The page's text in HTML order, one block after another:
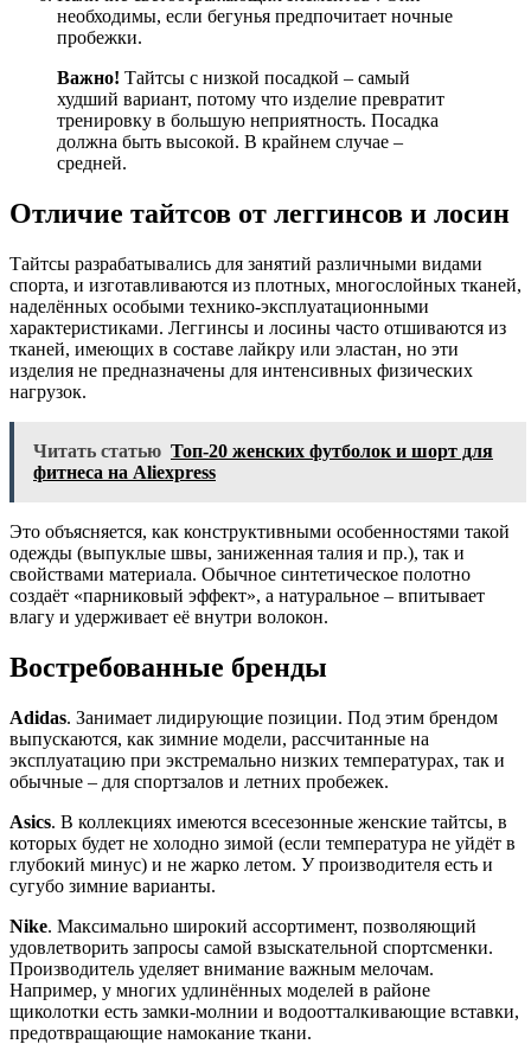
необходимы, если бегунья предпочитает ночные
пробежки.
Важно! Тайтсы с низкой посадкой – самый
худший вариант, потому что изделие превратит
тренировку в большую неприятность. Посадка
должна быть высокой. В крайнем случае –
средней.
Отличие тайтсов от леггинсов и лосин
Тайтсы разрабатывались для занятий различными видами
спорта, и изготавливаются из плотных, многослойных тканей,
наделённых особыми технико-эксплуатационными
характеристиками. Леггинсы и лосины часто отшиваются из
тканей, имеющих в составе лайкру или эластан, но эти
изделия не предназначены для интенсивных физических
нагрузок.
Читать статью Топ-20 женских футболок и шорт для
фитнеса на Aliexpress
Это объясняется, как конструктивными особенностями такой
одежды (выпуклые швы, заниженная талия и пр.), так и
свойствами материала. Обычное синтетическое полотно
создаёт «парниковый эффект», а натуральное – впитывает
влагу и удерживает её внутри волокон.
Востребованные бренды
Adidas. Занимает лидирующие позиции. Под этим брендом
выпускаются, как зимние модели, рассчитанные на
эксплуатацию при экстремально низких температурах, так и
обычные – для спортзалов и летних пробежек.
Asics. В коллекциях имеются всесезонные женские тайтсы, в
которых будет не холодно зимой (если температура не уйдёт в
глубокий минус) и не жарко летом. У производителя есть и
сугубо зимние варианты.
Nike. Максимально широкий ассортимент, позволяющий
удовлетворить запросы самой взыскательной спортсменки.
Производитель уделяет внимание важным мелочам.
Например, у многих удлинённых моделей в районе
щиколотки есть замки-молнии и водоотталкивающие вставки,
предотвращающие намокание ткани.